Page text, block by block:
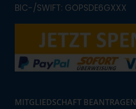
BIC-/SWIFT: GOPSDE6GXXX
MITGLIEDSCHAFT BEANTRAGEN